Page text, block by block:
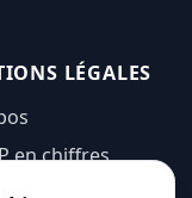
LÉGALES
en chiffres